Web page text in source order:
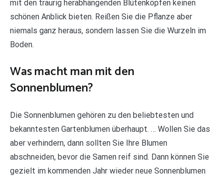
mit den traurig herabhängenden Blütenköpfen keinen
schönen Anblick bieten. Reißen Sie die Pflanze aber
niemals ganz heraus, sondern lassen Sie die Wurzeln im
Boden.
Was macht man mit den
Sonnenblumen?
Die Sonnenblumen gehören zu den beliebtesten und
bekanntesten Gartenblumen überhaupt. … Wollen Sie das
aber verhindern, dann sollten Sie Ihre Blumen
abschneiden, bevor die Samen reif sind. Dann können Sie
gezielt im kommenden Jahr wieder neue Sonnenblumen